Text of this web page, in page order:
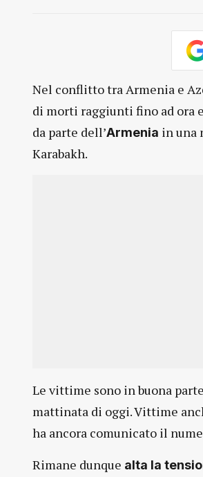
Nel conflitto tra Armenia e
di morti raggiunti fino ad ora
da parte dell’Armenia in una
Karabakh.
Le vittime sono in buona parte
mattinata di oggi. Vittime
ha ancora comunicato il
Rimane dunque alta la